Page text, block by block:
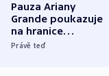
Pauza Ariany
Grande poukazuje
na hranice
fanouškovské péče
Právě teď